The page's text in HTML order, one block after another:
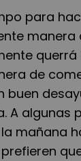
para
de
buen
A algunas
mañana